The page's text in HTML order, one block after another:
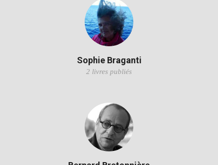
Sophie Braganti
2 livres publiés